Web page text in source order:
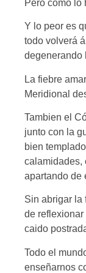
Pero como lo
Y lo peor es
todo volverá
degenerando
La fiebre
Meridional
Tambien el
junto con la
bien
calamidades,
apartando de
Sin abrigar la
de
caido
Todo el
enseñarnos